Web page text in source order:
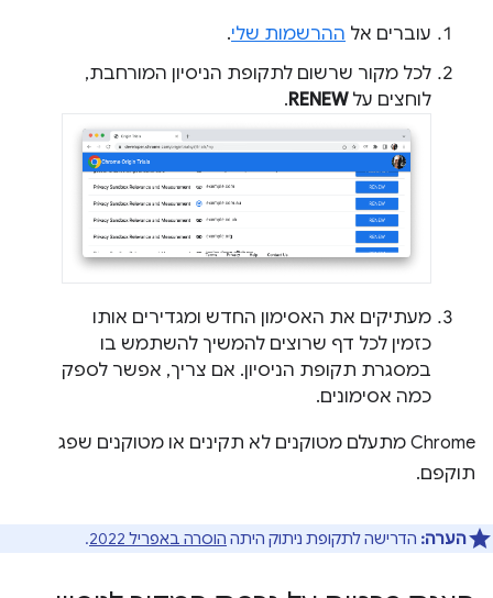
עוברים אל ההרשמות שלי.
לכל מקור שרשום לתקופת הניסיון המורחבת,
לוחצים עלRENEW
.
מעתיקים את האסימון החדש ומגדירים אותו
כזמין לכל דף שרוצים להמשיך להשתמש בו
במסגרת תקופת הניסיון. אם צריך, אפשר לספק
כמה אסימונים.
Chrome מתעלם מטוקנים לא תקינים או מטוקנים שפג
תוקפם.
הערה: הדרישה לתקופת ניתוק היתה הוסרה באפריל 2022 .